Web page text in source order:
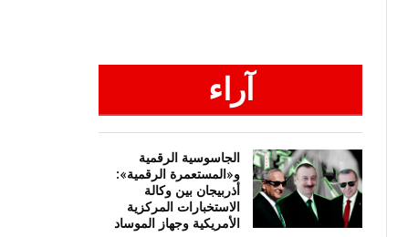
آراء
الجاسوسية الرقمية
و«المستعمرة الرقمية»:
أذربيجان بين وكالة
الاستخبارات المركزية
الأمريكية وجهاز الموساد